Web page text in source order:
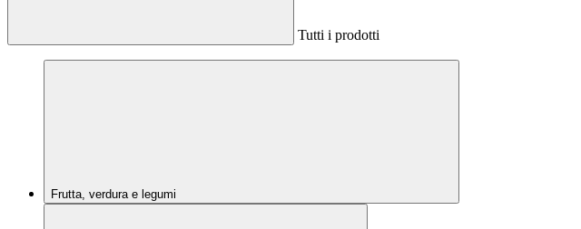
Tutti i prodotti
Frutta, verdura e legumi